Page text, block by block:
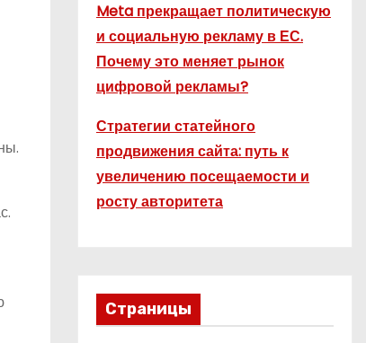
Meta прекращает политическую
и социальную рекламу в ЕС.
Почему это меняет рынок
цифровой рекламы?
Стратегии статейного
продвижения сайта: путь к
увеличению посещаемости и
росту авторитета
Страницы